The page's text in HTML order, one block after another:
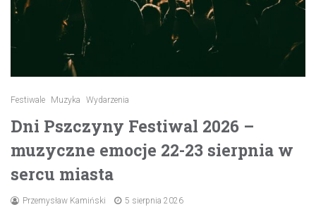
Festiwale Muzyka Wydarzenia
Dni Pszczyny Festiwal 2026 –
muzyczne emocje 22-23 sierpnia w
sercu miasta
Przemysław Kamiński 5 sierpnia 2026